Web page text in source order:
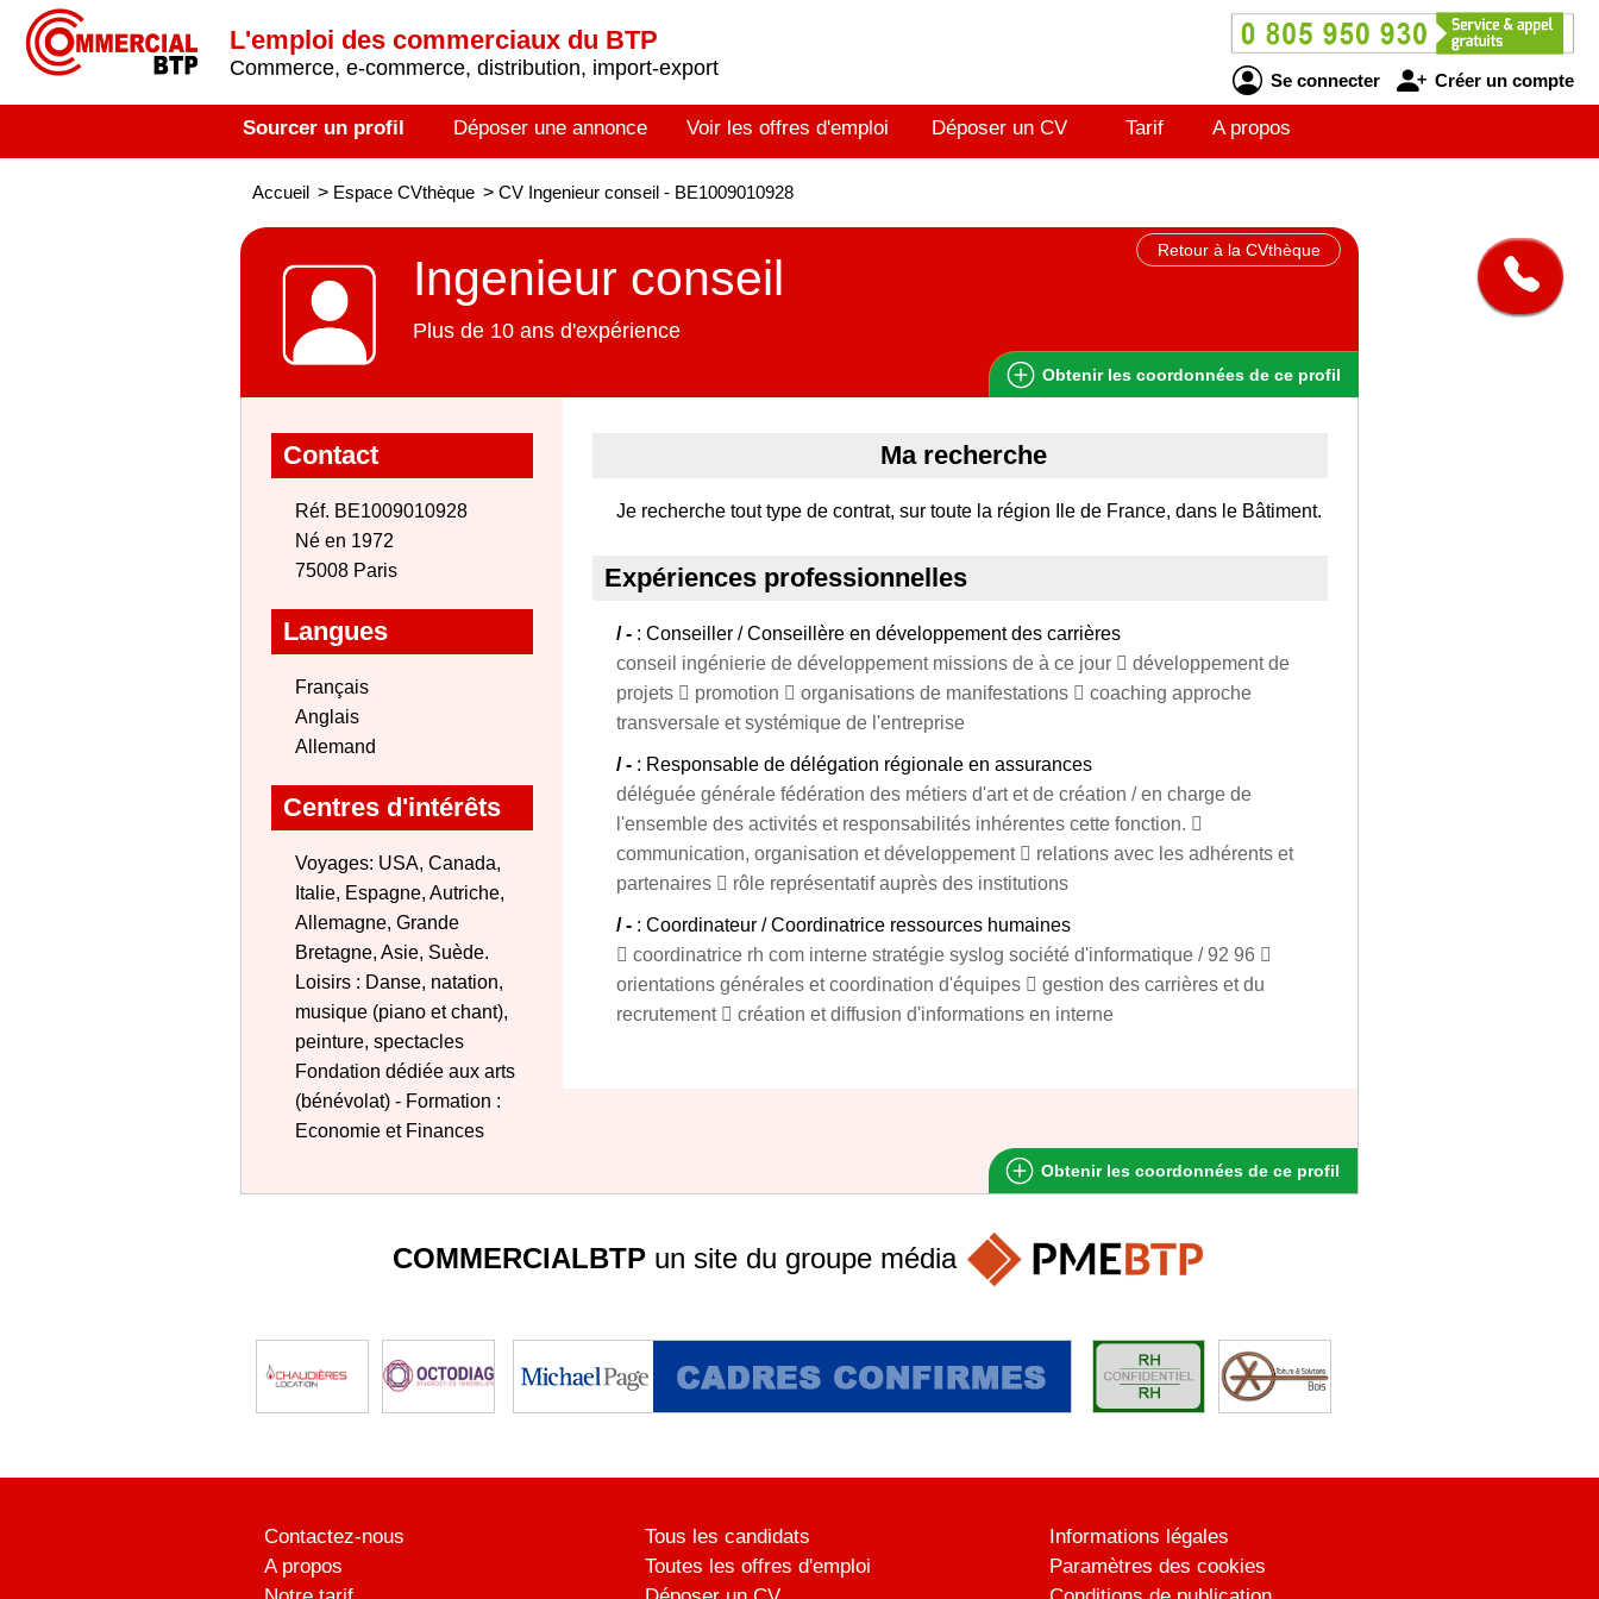
L'emploi des commerciaux du BTP
Commerce, e-commerce, distribution, import-export
Se connecter Créer un compte
Sourcer un profil Déposer une annonce Voir les offres d'emploi Déposer un CV Tarif A propos
Accueil > Espace CVthèque > CV Ingenieur conseil - BE1009010928
Retour à la CVthèque
Ingenieur conseil
Plus de 10 ans d'expérience
Obtenir les coordonnées de ce profil
Contact
Réf. BE1009010928
Né en 1972
75008 Paris
Langues
Français
Anglais
Allemand
Centres d'intérêts
Voyages: USA, Canada,
Italie, Espagne, Autriche,
Allemagne, Grande
Bretagne, Asie, Suède.
Loisirs : Danse, natation,
musique (piano et chant),
peinture, spectacles
Fondation dédiée aux arts
(bénévolat) - Formation :
Economie et Finances
Ma recherche
Je recherche tout type de contrat, sur toute la région Ile de France, dans le Bâtiment.
Expériences professionnelles
/ - : Conseiller / Conseillère en développement des carrières
conseil ingénierie de développement missions de à ce jour  développement de
projets  promotion  organisations de manifestations  coaching approche
transversale et systémique de l'entreprise
/ - : Responsable de délégation régionale en assurances
déléguée générale fédération des métiers d'art et de création / en charge de
l'ensemble des activités et responsabilités inhérentes cette fonction. 
communication, organisation et développement  relations avec les adhérents et
partenaires  rôle représentatif auprès des institutions
/ - : Coordinateur / Coordinatrice ressources humaines
 coordinatrice rh com interne stratégie syslog société d'informatique / 92 96 
orientations générales et coordination d'équipes  gestion des carrières et du
recrutement  création et diffusion d'informations en interne
Obtenir les coordonnées de ce profil
COMMERCIALBTP un site du groupe média
Contactez-nous
A propos
Tous les candidats
Toutes les offres d'emploi
Informations légales
Paramètres des cookies